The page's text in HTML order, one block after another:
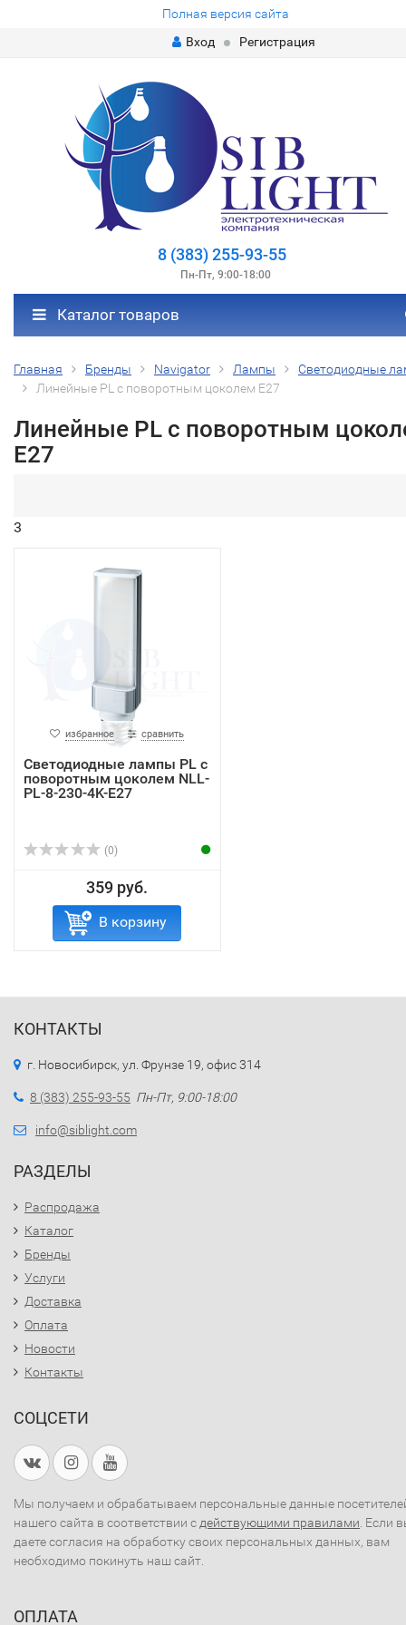
Полная версия сайта
Вход
Регистрация
8 (383) 255-93-55
Пн-Пт, 9:00-18:00
Каталог товаров
Главная Бренды Navigator Лампы
Светодиодные
Линейные PL с поворотным цоколем E27
Линейные PL с поворотным
E27
3
избранное сравнить
Светодиодные лампы PL с
поворотным цоколем NLL-
PL-8-230-4K-E27
(0)
359 руб.
В корзину
КОНТАКТЫ
г. Новосибирск, ул. Фрунзе 19, офис 314
8 (383) 255-93-55 Пн-Пт, 9:00-18:00
info@siblight.com
РАЗДЕЛЫ
Распродажа
Каталог
Бренды
Услуги
Доставка
Оплата
Новости
Контакты
СОЦСЕТИ
Мы получаем и обрабатываем персональные данные
нашего сайта в соответствии с действующими правилами . Если
даете согласия на обработку своих персональных данных, вам
необходимо покинуть наш сайт.
ОПЛАТА